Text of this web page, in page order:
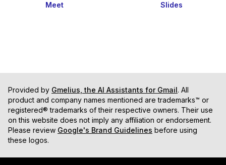
Meet Slides
Provided by Gmelius, the AI Assistants for Gmail. All
product and company names mentioned are trademarks™ or
registered® trademarks of their respective owners. Their use
on this website does not imply any affiliation or endorsement.
Please review Google's Brand Guidelines before using
these logos.